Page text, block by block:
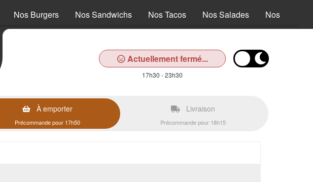
Nos Burgers Nos Sandwichs Nos Tacos Nos Salades Nos Tex Mex
Actuellement fermé...
17h30 - 23h30
À emporter
Précommande pour 17h50
Livraison
Précommande pour 18h15